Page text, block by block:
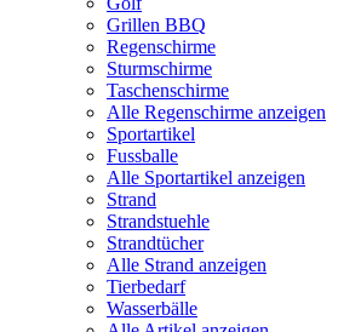
Grillen BBQ
Regenschirme
Sturmschirme
Taschenschirme
Alle Regenschirme anzeigen
Sportartikel
Fussballe
Alle Sportartikel anzeigen
Strand
Strandstuehle
Strandtücher
Alle Strand anzeigen
Tierbedarf
Wasserbälle